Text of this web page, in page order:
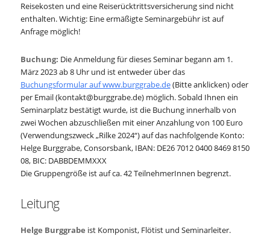
Reisekosten und eine Reiserücktrittsversicherung sind nicht
enthalten. Wichtig: Eine ermäßigte Seminargebühr ist auf
Anfrage möglich!
Buchung: Die Anmeldung für dieses Seminar begann am 1.
März 2023 ab 8 Uhr und ist entweder über das
Buchungsformular auf www.burggrabe.de(Bitte anklicken) oder
per Email (kontakt@burggrabe.de) möglich. Sobald Ihnen ein
Seminarplatz bestätigt wurde, ist die Buchung innerhalb von
zwei Wochen abzuschließen mit einer Anzahlung von 100 Euro
(Verwendungszweck „Rilke 2024“) auf das nachfolgende Konto:
Helge Burggrabe, Consorsbank, IBAN: DE26 7012 0400 8469 8150
08, BIC: DABBDEMMXXX
Die Gruppengröße ist auf ca. 42 TeilnehmerInnen begrenzt.
Leitung
Helge Burggrabe ist Komponist, Flötist und Seminarleiter.